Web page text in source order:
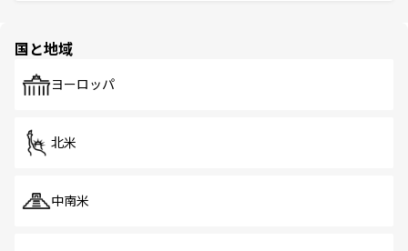
で、ホーカーズは地元の風情を楽しめる外せないスポット
国と地域
ヨーロッパ
北米
中南米